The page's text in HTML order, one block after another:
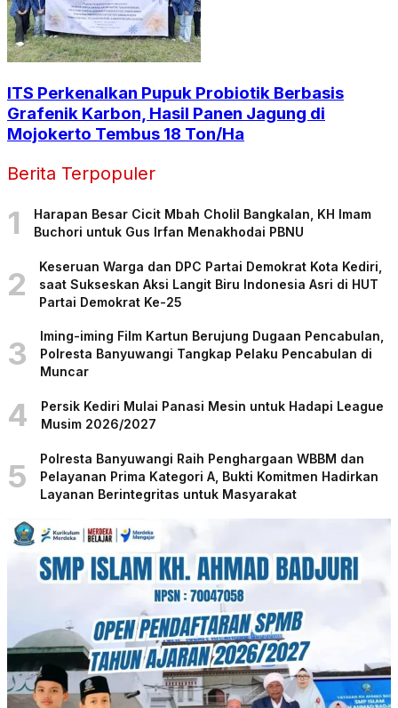
ITS Perkenalkan Pupuk Probiotik Berbasis
Grafenik Karbon, Hasil Panen Jagung di
Mojokerto Tembus 18 Ton/Ha
Berita Terpopuler
1
Harapan Besar Cicit Mbah Cholil Bangkalan, KH Imam
Buchori untuk Gus Irfan Menakhodai PBNU
2
Keseruan Warga dan DPC Partai Demokrat Kota Kediri,
saat Sukseskan Aksi Langit Biru Indonesia Asri di HUT
Partai Demokrat Ke-25
3
Iming-iming Film Kartun Berujung Dugaan Pencabulan,
Polresta Banyuwangi Tangkap Pelaku Pencabulan di
Muncar
4
Persik Kediri Mulai Panasi Mesin untuk Hadapi League
Musim 2026/2027
5
Polresta Banyuwangi Raih Penghargaan WBBM dan
Pelayanan Prima Kategori A, Bukti Komitmen Hadirkan
Layanan Berintegritas untuk Masyarakat